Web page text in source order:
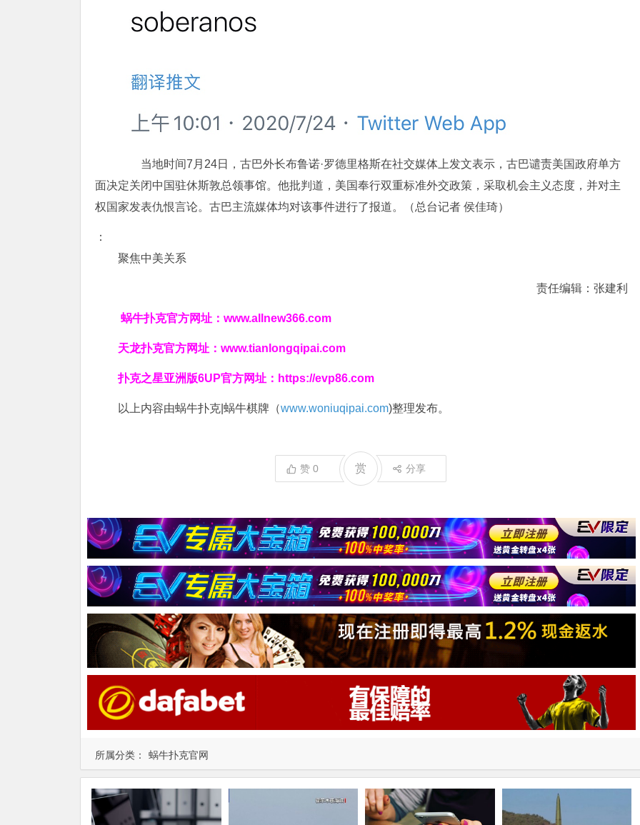
所属分类： 蜗牛扑克官网
当地时间7月24日，古巴外长布鲁诺·罗德里格斯在社交媒体上发文表示，古巴谴责美国政府单方
面决定关闭中国驻休斯敦总领事馆。他批判道，美国奉行双重标准外交政策，采取机会主义态度，并对主
权国家发表仇恨言论。古巴主流媒体均对该事件进行了报道。（总台记者 侯佳琦）
：
聚焦中美关系
责任编辑：张建利
蜗牛扑克官方网址： www.allnew366.com
天龙扑克官方网址： www.tianlongqipai.com
扑克之星亚洲版6UP官方网址： https://evp86.com
以上内容由蜗牛扑克|蜗牛棋牌（www.woniuqipai.com)整理发布。
赞 0 赏 分享